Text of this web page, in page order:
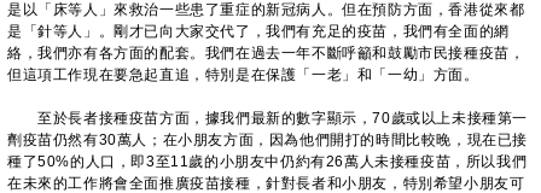
是以「床等人」來救治一些患了重症的新冠病人。但在預防方面，香港從來都
是「針等人」。剛才已向大家交代了，我們有充足的疫苗，我們有全面的網
絡，我們亦有各方面的配套。我們在過去一年不斷呼籲和鼓勵市民接種疫苗，
但這項工作現在要急起直追，特別是在保護「一老」和「一幼」方面。
至於長者接種疫苗方面，據我們最新的數字顯示，70歲或以上未接種第一
劑疫苗仍然有30萬人；在小朋友方面，因為他們開打的時間比較晚，現在已接
種了50%的人口，即3至11歲的小朋友中仍約有26萬人未接種疫苗，所以我們
在未來的工作將會全面推廣疫苗接種，針對長者和小朋友，特別希望小朋友可